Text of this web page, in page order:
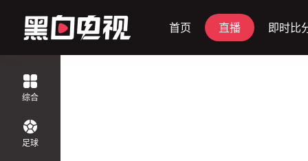
首页 直播 即时比
综合
足球